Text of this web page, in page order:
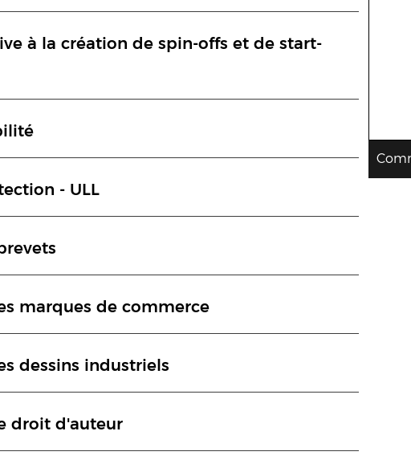
à la création de spin-offs et de start-
- ULL
marques de commerce
dessins industriels
droit d'auteur